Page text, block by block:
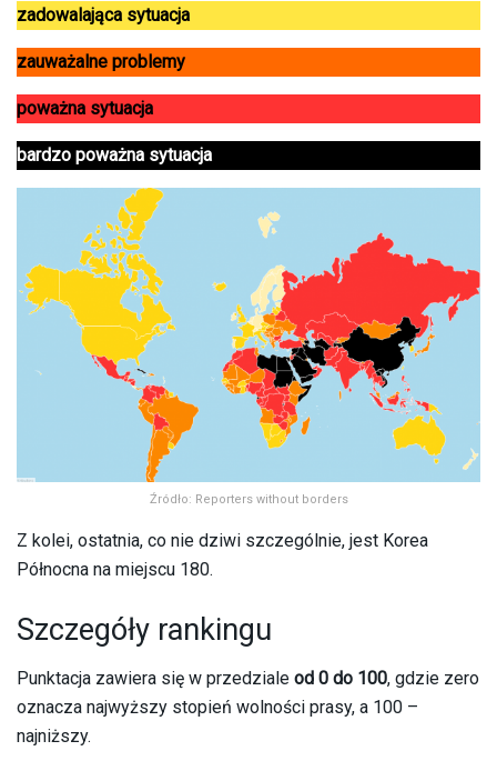
zadowalająca sytuacja
zauważalne problemy
poważna sytuacja
bardzo poważna sytuacja
Źródło: Reporters without borders
Z kolei, ostatnia, co nie dziwi szczególnie, jest Korea
Północna na miejscu 180.
Szczegóły rankingu
Punktacja zawiera się w przedziale od 0 do 100, gdzie zero
oznacza najwyższy stopień wolności prasy, a 100 –
najniższy.